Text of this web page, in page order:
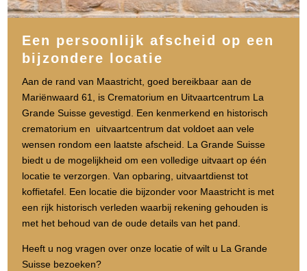
Een persoonlijk afscheid op een
bijzondere locatie
Aan de rand van Maastricht, goed bereikbaar aan de
Mariënwaard 61, is Crematorium en Uitvaartcentrum La
Grande Suisse gevestigd. Een kenmerkend en historisch
crematorium en uitvaartcentrum dat voldoet aan vele
wensen rondom een laatste afscheid. La Grande Suisse
biedt u de mogelijkheid om een volledige uitvaart op één
locatie te verzorgen. Van opbaring, uitvaartdienst tot
koffietafel. Een locatie die bijzonder voor Maastricht is met
een rijk historisch verleden waarbij rekening gehouden is
met het behoud van de oude details van het pand.
Heeft u nog vragen over onze locatie of wilt u La Grande
Suisse bezoeken?